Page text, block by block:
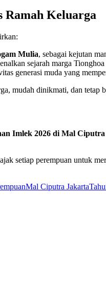
Ramah Keluarga
Mulia, sebagai kejutan
sejarah marga
generasi muda yang
mudah dinikmati, dan tetap
Imlek 2026 di Mal
setiap perempuan untuk
Mal Ciputra Jakarta